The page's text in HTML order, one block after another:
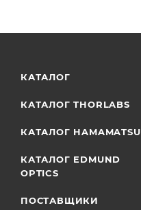
КАТАЛОГ
КАТАЛОГ THORLABS
КАТАЛОГ HAMAMATSU
КАТАЛОГ EDMUND
OPTICS
ПОСТАВЩИКИ